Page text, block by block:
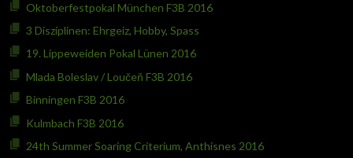
Oktoberfestpokal München F3B 2016
3 Disziplinen: Ehrgeiz, Hobby, Spass
19. Lippeweiden Pokal Lünen 2016
Mlada Boleslav / Loučeň F3B 2016
Binningen F3B 2016
Kulmbach F3B 2016
24th Summer Soaring Criterium, Anthisnes 2016